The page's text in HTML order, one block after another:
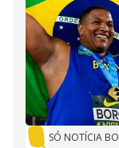
SÓ NOTÍCIA